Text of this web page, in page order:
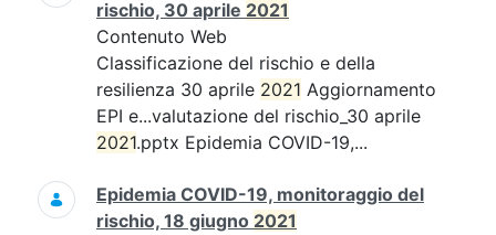
rischio, 30 aprile 2021
Contenuto Web
Classificazione del rischio e della
resilienza 30 aprile 2021 Aggiornamento
EPI e...valutazione del rischio_30 aprile
2021.pptx Epidemia COVID-19,...
Epidemia COVID-19, monitoraggio del
rischio, 18 giugno 2021